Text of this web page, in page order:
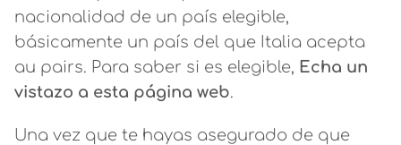
nacionalidad de un país elegible,
básicamente un país del que Italia acepta
au pairs. Para saber si es elegible, Echa un
vistazo a esta página web.
Una vez que te hayas asegurado de que